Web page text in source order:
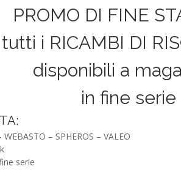
PROMO DI FINE
i RICAMBI DI
disponibili a
in fine serie
WEBASTO – SPHEROS – VALEO
serie